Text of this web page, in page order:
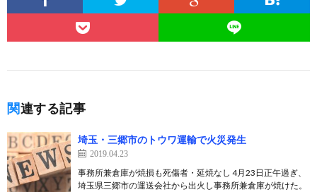
関連する記事
埼玉・三郷市のトウワ運輸で火災発生
2019.04.23
事務所兼倉庫が焼損も死傷者・延焼なし 4月23日正午過ぎ、
埼玉県三郷市の運送会社から出火し事務所兼倉庫が焼けた。